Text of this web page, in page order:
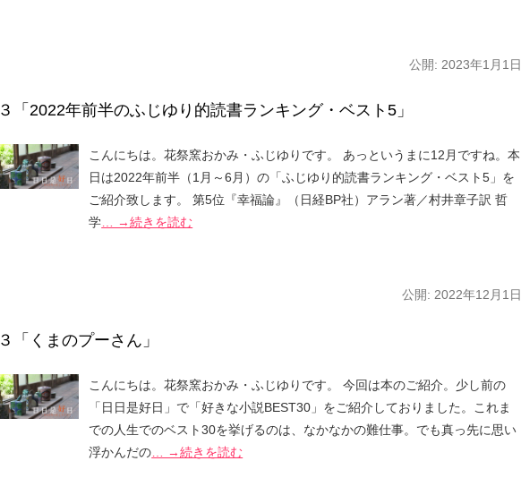
公開: 2023年1月1日
「2022年前半のふじゆり的読書ランキング・ベスト5」
こんにちは。花祭窯おかみ・ふじゆりです。 あっというまに12月ですね。本
日は2022年前半（1月～6月）の「ふじゆり的読書ランキング・ベスト5」を
ご紹介致します。 第5位『幸福論』（日経BP社）アラン著／村井章子訳 哲
学 … →続きを読む
公開: 2022年12月1日
「くまのプーさん」
こんにちは。花祭窯おかみ・ふじゆりです。 今回は本のご紹介。少し前の
「日日是好日」で「好きな小説BEST30」をご紹介しておりました。これま
での人生でのベスト30を挙げるのは、なかなかの難仕事。でも真っ先に思い
浮かんだの… →続きを読む